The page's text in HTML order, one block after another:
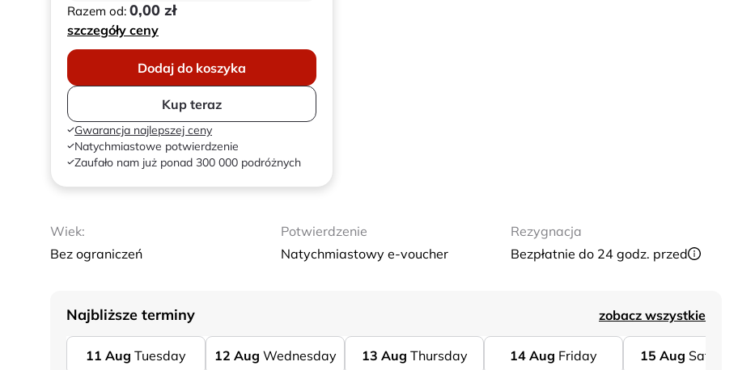
Razem od: 0,00 zł
szczegóły ceny
Dodaj do koszyka
Kup teraz
Gwarancja najlepszej ceny
Natychmiastowe potwierdzenie
Zaufało nam już ponad 300 000 podróżnych
Wiek:
Bez ograniczeń
Potwierdzenie
Natychmiastowy e-voucher
Rezygnacja
Bezpłatnie do 24 godz. przed
Najbliższe terminy zobacz wszystkie
11 Aug Tuesday 12 Aug Wednesday 13 Aug Thursday 14 Aug Friday 15 Aug Saturday